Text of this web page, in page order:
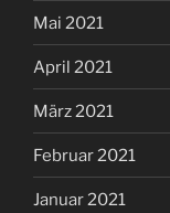
Mai 2021
April 2021
März 2021
Februar 2021
Januar 2021